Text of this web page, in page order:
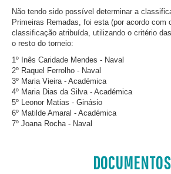
Não tendo sido possível determinar a
Primeiras Remadas, foi esta (por acordo com
classificação atribuída, utilizando o critério
o resto do torneio:
1º Inês Caridade Mendes - Naval
2º Raquel Ferrolho - Naval
3º Maria Vieira - Académica
4º Maria Dias da Silva - Académica
5º Leonor Matias - Ginásio
6º Matilde Amaral - Académica
7º Joana Rocha - Naval
DOCUMENTOS